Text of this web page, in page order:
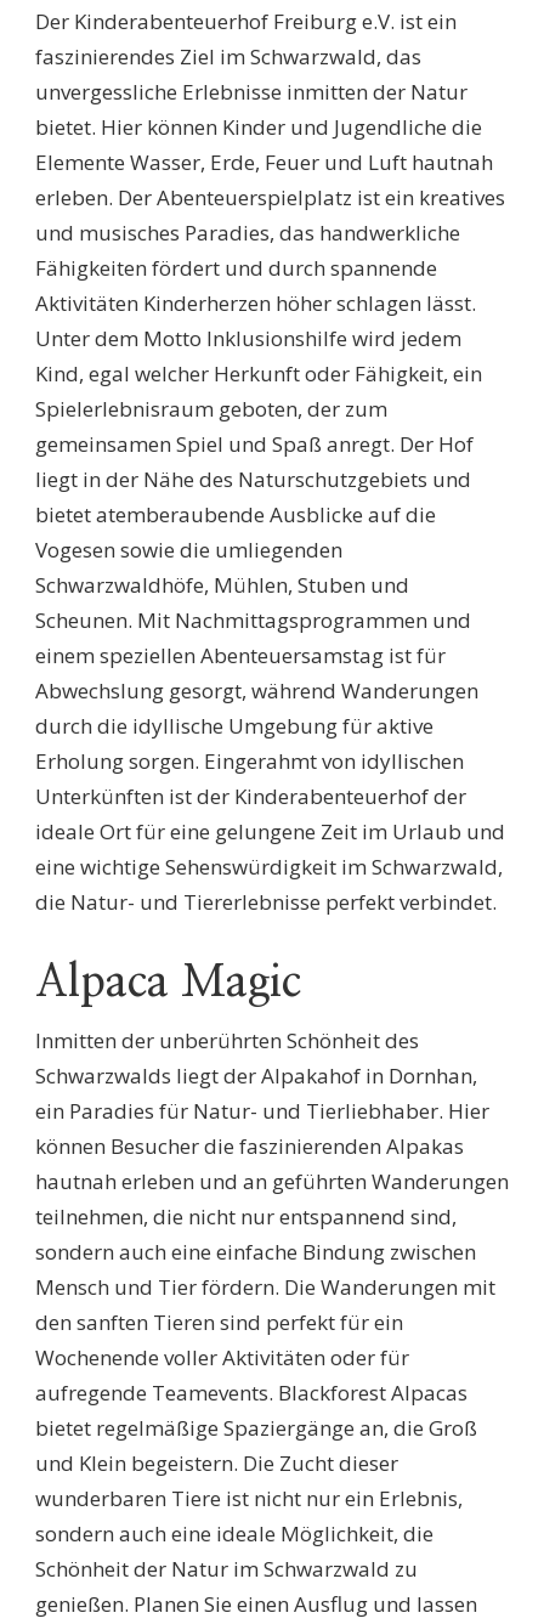
Der Kinderabenteuerhof Freiburg e.V. ist ein
faszinierendes Ziel im Schwarzwald, das
unvergessliche Erlebnisse inmitten der Natur
bietet. Hier können Kinder und Jugendliche die
Elemente Wasser, Erde, Feuer und Luft hautnah
erleben. Der Abenteuerspielplatz ist ein kreatives
und musisches Paradies, das handwerkliche
Fähigkeiten fördert und durch spannende
Aktivitäten Kinderherzen höher schlagen lässt.
Unter dem Motto Inklusionshilfe wird jedem
Kind, egal welcher Herkunft oder Fähigkeit, ein
Spielerlebnisraum geboten, der zum
gemeinsamen Spiel und Spaß anregt. Der Hof
liegt in der Nähe des Naturschutzgebiets und
bietet atemberaubende Ausblicke auf die
Vogesen sowie die umliegenden
Schwarzwaldhöfe, Mühlen, Stuben und
Scheunen. Mit Nachmittagsprogrammen und
einem speziellen Abenteuersamstag ist für
Abwechslung gesorgt, während Wanderungen
durch die idyllische Umgebung für aktive
Erholung sorgen. Eingerahmt von idyllischen
Unterkünften ist der Kinderabenteuerhof der
ideale Ort für eine gelungene Zeit im Urlaub und
eine wichtige Sehenswürdigkeit im Schwarzwald,
die Natur- und Tiererlebnisse perfekt verbindet.
Alpaca Magic
Inmitten der unberührten Schönheit des
Schwarzwalds liegt der Alpakahof in Dornhan,
ein Paradies für Natur- und Tierliebhaber. Hier
können Besucher die faszinierenden Alpakas
hautnah erleben und an geführten Wanderungen
teilnehmen, die nicht nur entspannend sind,
sondern auch eine einfache Bindung zwischen
Mensch und Tier fördern. Die Wanderungen mit
den sanften Tieren sind perfekt für ein
Wochenende voller Aktivitäten oder für
aufregende Teamevents. Blackforest Alpacas
bietet regelmäßige Spaziergänge an, die Groß
und Klein begeistern. Die Zucht dieser
wunderbaren Tiere ist nicht nur ein Erlebnis,
sondern auch eine ideale Möglichkeit, die
Schönheit der Natur im Schwarzwald zu
genießen. Planen Sie einen Ausflug und lassen